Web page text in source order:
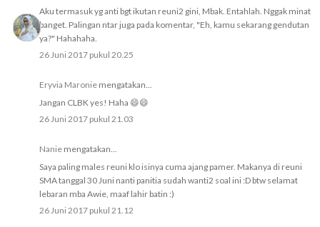
Aku termasuk yg anti bgt ikutan reuni2 gini, Mbak. Entahlah. Nggak minat
banget. Palingan ntar juga pada komentar, "Eh, kamu sekarang gendutan
ya?" Hahahaha.
26 Juni 2017 pukul 20.25
Eryvia Maronie mengatakan...
Jangan CLBK yes! Haha 😄😄
26 Juni 2017 pukul 21.03
Nanie mengatakan...
Saya paling males reuni klo isinya cuma ajang pamer. Makanya di reuni
SMA tanggal 30 Juni nanti panitia sudah wanti2 soal ini :D btw selamat
lebaran mba Awie, maaf lahir batin :)
26 Juni 2017 pukul 21.12